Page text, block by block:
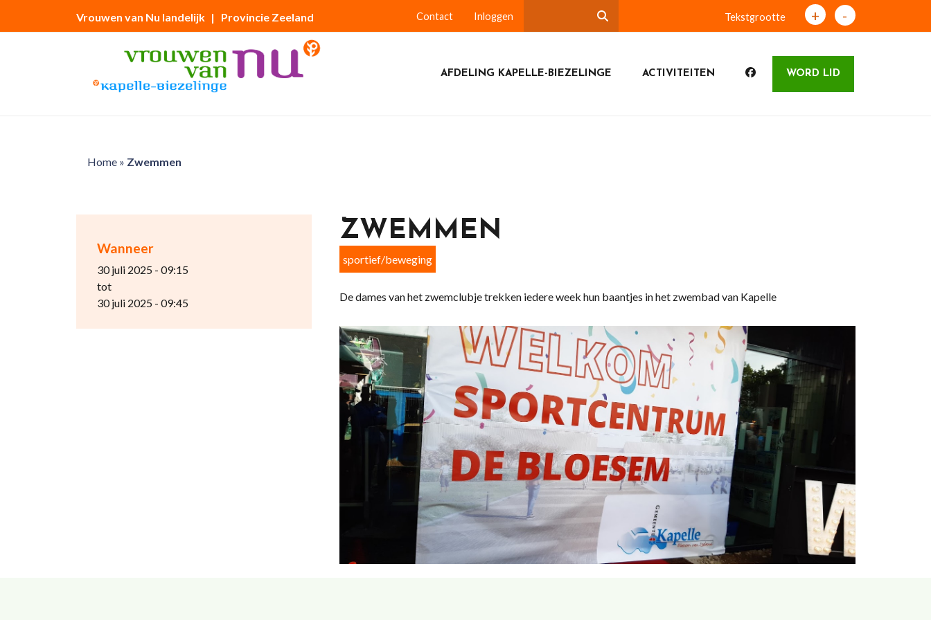
Vrouwen van Nu landelijk | Provincie Zeeland Contact Inloggen Tekstgrootte + -
AFDELING KAPELLE-BIEZELINGE ACTIVITEITEN WORD LID
Home» Zwemmen
Wanneer
30 juli 2025 - 09:15
tot
30 juli 2025 - 09:45
ZWEMMEN
sportief/beweging
De dames van het zwemclubje trekken iedere week hun baantjes in het zwembad van Kapelle